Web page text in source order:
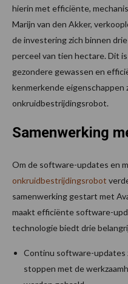
hierin met efficiënte,
Marijn van den Akker,
de investering zich binnen
perceel van tien hectare. Dit
gezondere gewassen en
kenmerkende eigenschappen
onkruidbestrijdingsrobot.
Samenwerking
Om de software-updates en
onkruidbestrijdingsrobot
samenwerking gestart met
maakt efficiënte software-
technologie biedt drie
Continu software-
stoppen met de